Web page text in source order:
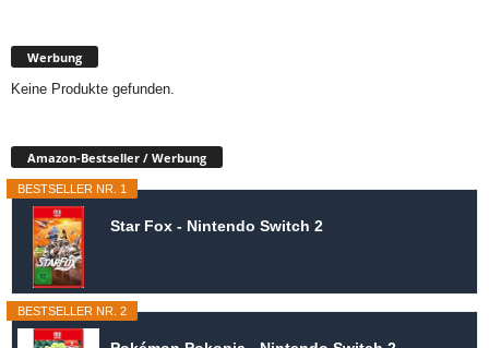
Werbung
Keine Produkte gefunden.
Amazon-Bestseller / Werbung
BESTSELLER NR. 1
Star Fox - Nintendo Switch 2
BESTSELLER NR. 2